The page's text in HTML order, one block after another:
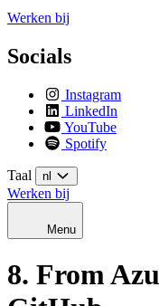
Werken bij
Socials
Instagram
LinkedIn
YouTube
Spotify
Taal nl
Werken bij
Menu
8. From